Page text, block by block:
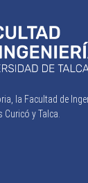
la Facultad de
y Talca.